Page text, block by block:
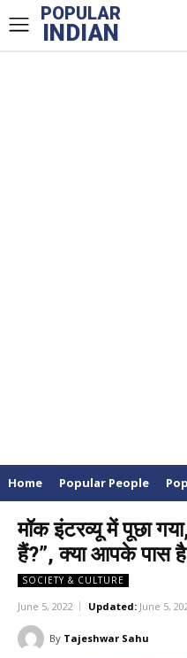
POPULAR
INDIAN
Home Popular People
मॉक इंटरव्यू में पूछा
हैं?”, क्या आपके पास
SOCIETY & CULTURE
June 5, 2022 Updated: June 5,
By Tajeshwar Sahu